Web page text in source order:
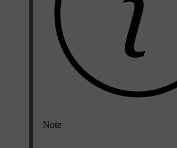
Note